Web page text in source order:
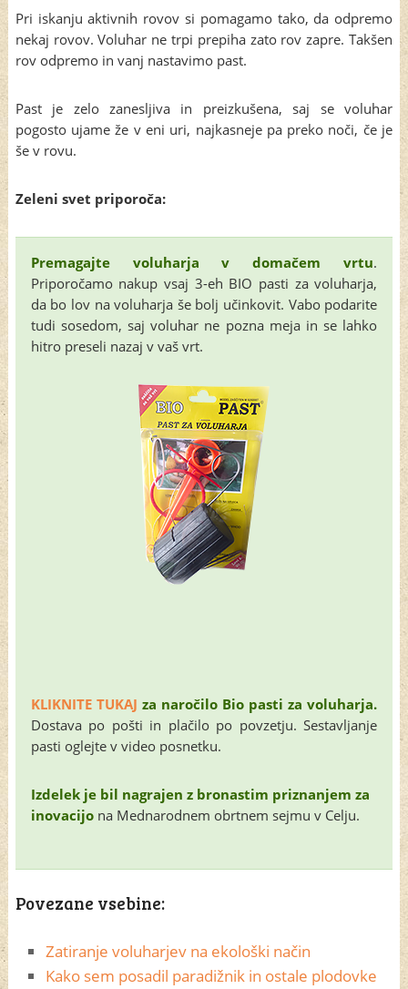
Pri iskanju aktivnih rovov si pomagamo tako, da odpremo
nekaj rovov. Voluhar ne trpi prepiha zato rov zapre. Takšen
rov odpremo in vanj nastavimo past.
Past je zelo zanesljiva in preizkušena, saj se voluhar
pogosto ujame že v eni uri, najkasneje pa preko noči, če je
še v rovu.
Zeleni svet priporoča:
Premagajte voluharja v domačem vrtu.
Priporočamo nakup vsaj 3-eh BIO pasti za voluharja,
da bo lov na voluharja še bolj učinkovit. Vabo podarite
tudi sosedom, saj voluhar ne pozna meja in se lahko
hitro preseli nazaj v vaš vrt.
KLIKNITE TUKAJ za naročilo Bio pasti za voluharja.
Dostava po pošti in plačilo po povzetju. Sestavljanje
pasti oglejte v video posnetku.
Izdelek je bil nagrajen z bronastim priznanjem za
inovacijona Mednarodnem obrtnem sejmu v Celju.
Povezane vsebine:
Zatiranje voluharjev na ekološki način
Kako sem posadil paradižnik in ostale plodovke